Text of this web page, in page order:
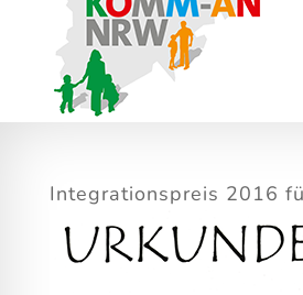
Integrationspreis 2016